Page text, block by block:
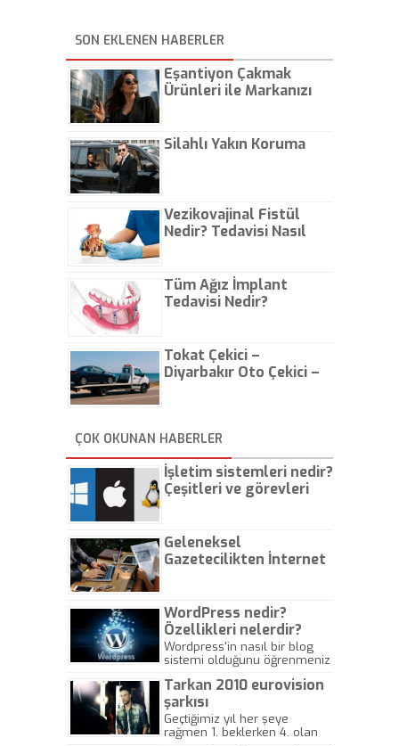
SON EKLENEN HABERLER
Eşantiyon Çakmak
Ürünleri ile Markanızı
Silahlı Yakın Koruma
Vezikovajinal Fistül
Nedir? Tedavisi Nasıl
Tüm Ağız İmplant
Tedavisi Nedir?
Tokat Çekici –
Diyarbakır Oto Çekici –
ÇOK OKUNAN HABERLER
İşletim sistemleri nedir?
Çeşitleri ve görevleri
Geleneksel
Gazetecilikten İnternet
WordPress nedir?
Özellikleri nelerdir?
Wordpress'in nasıl bir blog
sistemi olduğunu öğrenmeniz
Tarkan 2010 eurovision
şarkısı
Geçtiğimiz yıl her şeye
rağmen 1. beklerken 4. olan